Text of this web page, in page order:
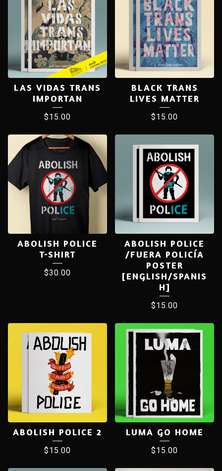
LAS VIDAS TRANS
IMPORTAN
$15.00
BLACK TRANS
LIVES MATTER
$15.00
ABOLISH POLICE
T-SHIRT
$30.00
ABOLISH POLICE
/FUERA POLICÍA
POSTER
[ENGLISH/SPANIS
H]
$15.00
ABOLISH POLICE 2
$15.00
LUMA GO HOME
$15.00